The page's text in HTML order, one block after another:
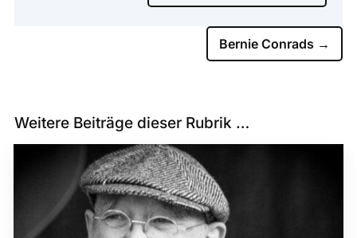
Bernie Conrads →
Weitere Beiträge dieser Rubrik …